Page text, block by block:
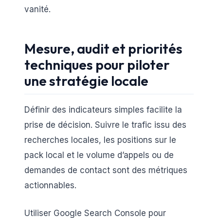
vanité.
Mesure, audit et priorités
techniques pour piloter
une stratégie locale
Définir des indicateurs simples facilite la
prise de décision. Suivre le trafic issu des
recherches locales, les positions sur le
pack local et le volume d’appels ou de
demandes de contact sont des métriques
actionnables.
Utiliser Google Search Console pour